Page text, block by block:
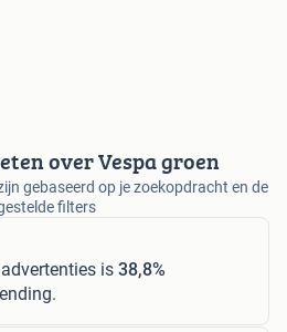
over Vespa groen
gebaseerd op je zoekopdracht en de
filters
advertenties is 38,8%